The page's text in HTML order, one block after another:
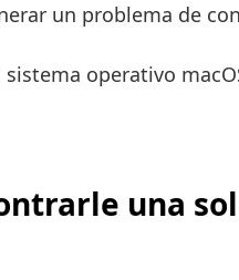
un problema de
operativo
una